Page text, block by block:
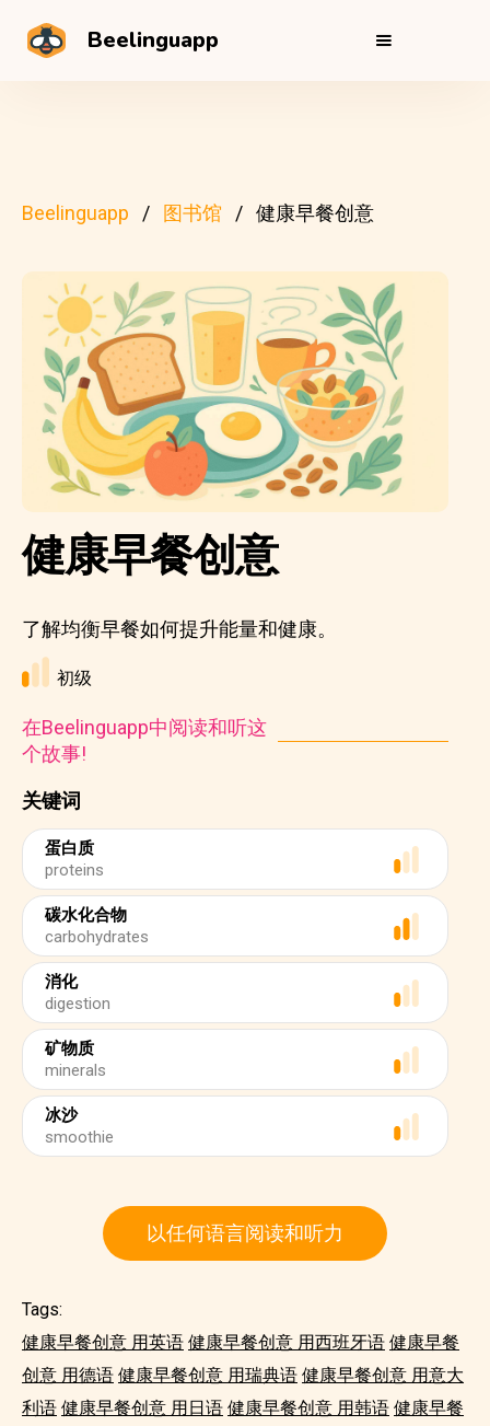
Beelinguapp
Beelinguapp 图书馆 健康早餐创意
关键词
蛋白质
proteins
碳水化合物
carbohydrates
消化
digestion
矿物质
minerals
冰沙
smoothie
健康早餐创意
了解均衡早餐如何提升能量和健康。
初级
在Beelinguapp中阅读和听这
个故事!
以任何语言阅读和听力
Tags:
健康早餐创意 用英语 健康早餐创意 用西班牙语 健康早餐
创意 用德语 健康早餐创意 用瑞典语 健康早餐创意 用意大
利语 健康早餐创意 用日语 健康早餐创意 用韩语 健康早餐